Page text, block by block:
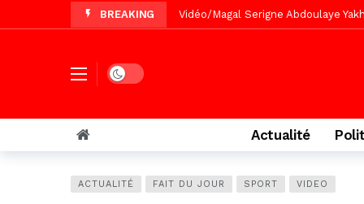
BREAKING Vidéo/Magal Serigne Abdoulaye
Tivaouane/L’hôpital Seydi El
Recomposition politique :
Vidéo/ Gamou de Keur Mame El
Vidéo/ Préparation Gamou 2026,
Dark mode
Actualité
ACTUALITÉ FAIT DU JOUR SPORT VIDEO